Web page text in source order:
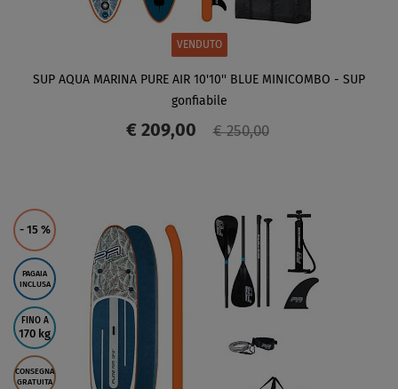
VENDUTO
SUP AQUA MARINA PURE AIR 10'10'' BLUE MINICOMBO - SUP
gonfiabile
€ 209,00 € 250,00
- 15 %
PAGAIA
INCLUSA
FINO A
170 kg
CONSEGNA
GRATUITA